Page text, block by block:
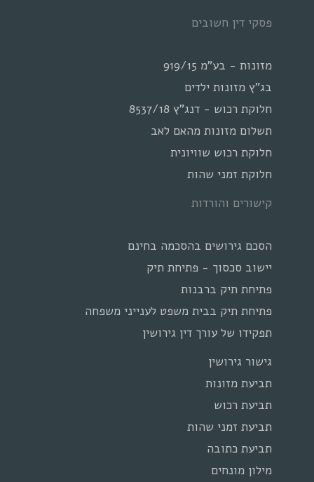
פסקי דין חשובים
מזונות - בע"מ 919/15
בג"ץ מזונות ילדים
חלוקת רכוש - דנג"ץ 8537/18
תשלום מזונות מהאם לאב
חלוקת רכוש שוויונית
חלוקת זמני שהות
קישורים והורדות
הסכם גירושים בהסכמה בחינם
יישוב סכסוך - פתיחת תיק
פתיחת תיק ברבנות
פתיחת תיק בבית משפט לענייני משפחה
תפקידו של עורך דין גירושין
גישור גירושין
תביעת מזונות
תביעת רכוש
תביעת זמני שהות
תביעת כתובה
מילון מונחים